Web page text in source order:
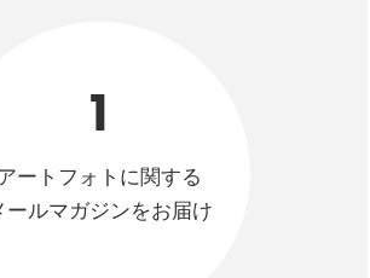
1
ートフォトに関する
ールマガジンをお届け